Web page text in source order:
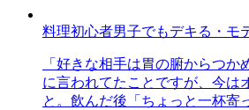
料理初心者男子でもデキる・モ
「好きな相手は胃の腑からつか
に言われてたことですが、今は
と。飲んだ後「ちょっと一杯寄